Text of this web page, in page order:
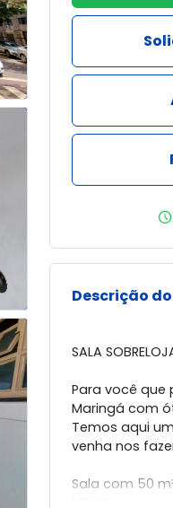
Descrição
SALA
Para você que
Maringá com
Temos aqui
venha nos
Sala com 50